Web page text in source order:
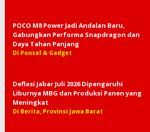
POCO M8 Power Jadi Andalan Baru,
Gabungkan Performa Snapdragon dan
Daya Tahan Panjang
Di Ponsel & Gadget
Deflasi Jabar Juli 2026 Dipengaruhi
Liburnya MBG dan Produksi Panen yang
Meningkat
Di Berita, Provinsi Jawa Barat